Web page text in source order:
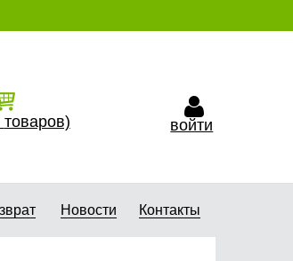
товаров) войти
Новости Контакты